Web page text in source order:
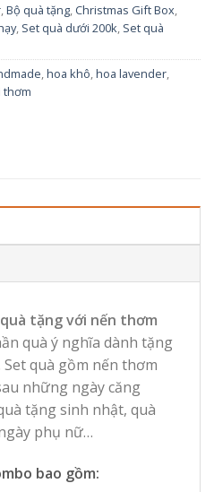
,Bộ quà tặng, Christmas Gift Box,
, Set quà dưới 200k, Set quà
,hoa khô,hoa lavender,
thơm
tặng với nến thơm
quà ý nghĩa dành tặng
quà gồm nến thơm
những ngày căng
tặng sinh nhật, quà
phụ nữ…
bao gồm: